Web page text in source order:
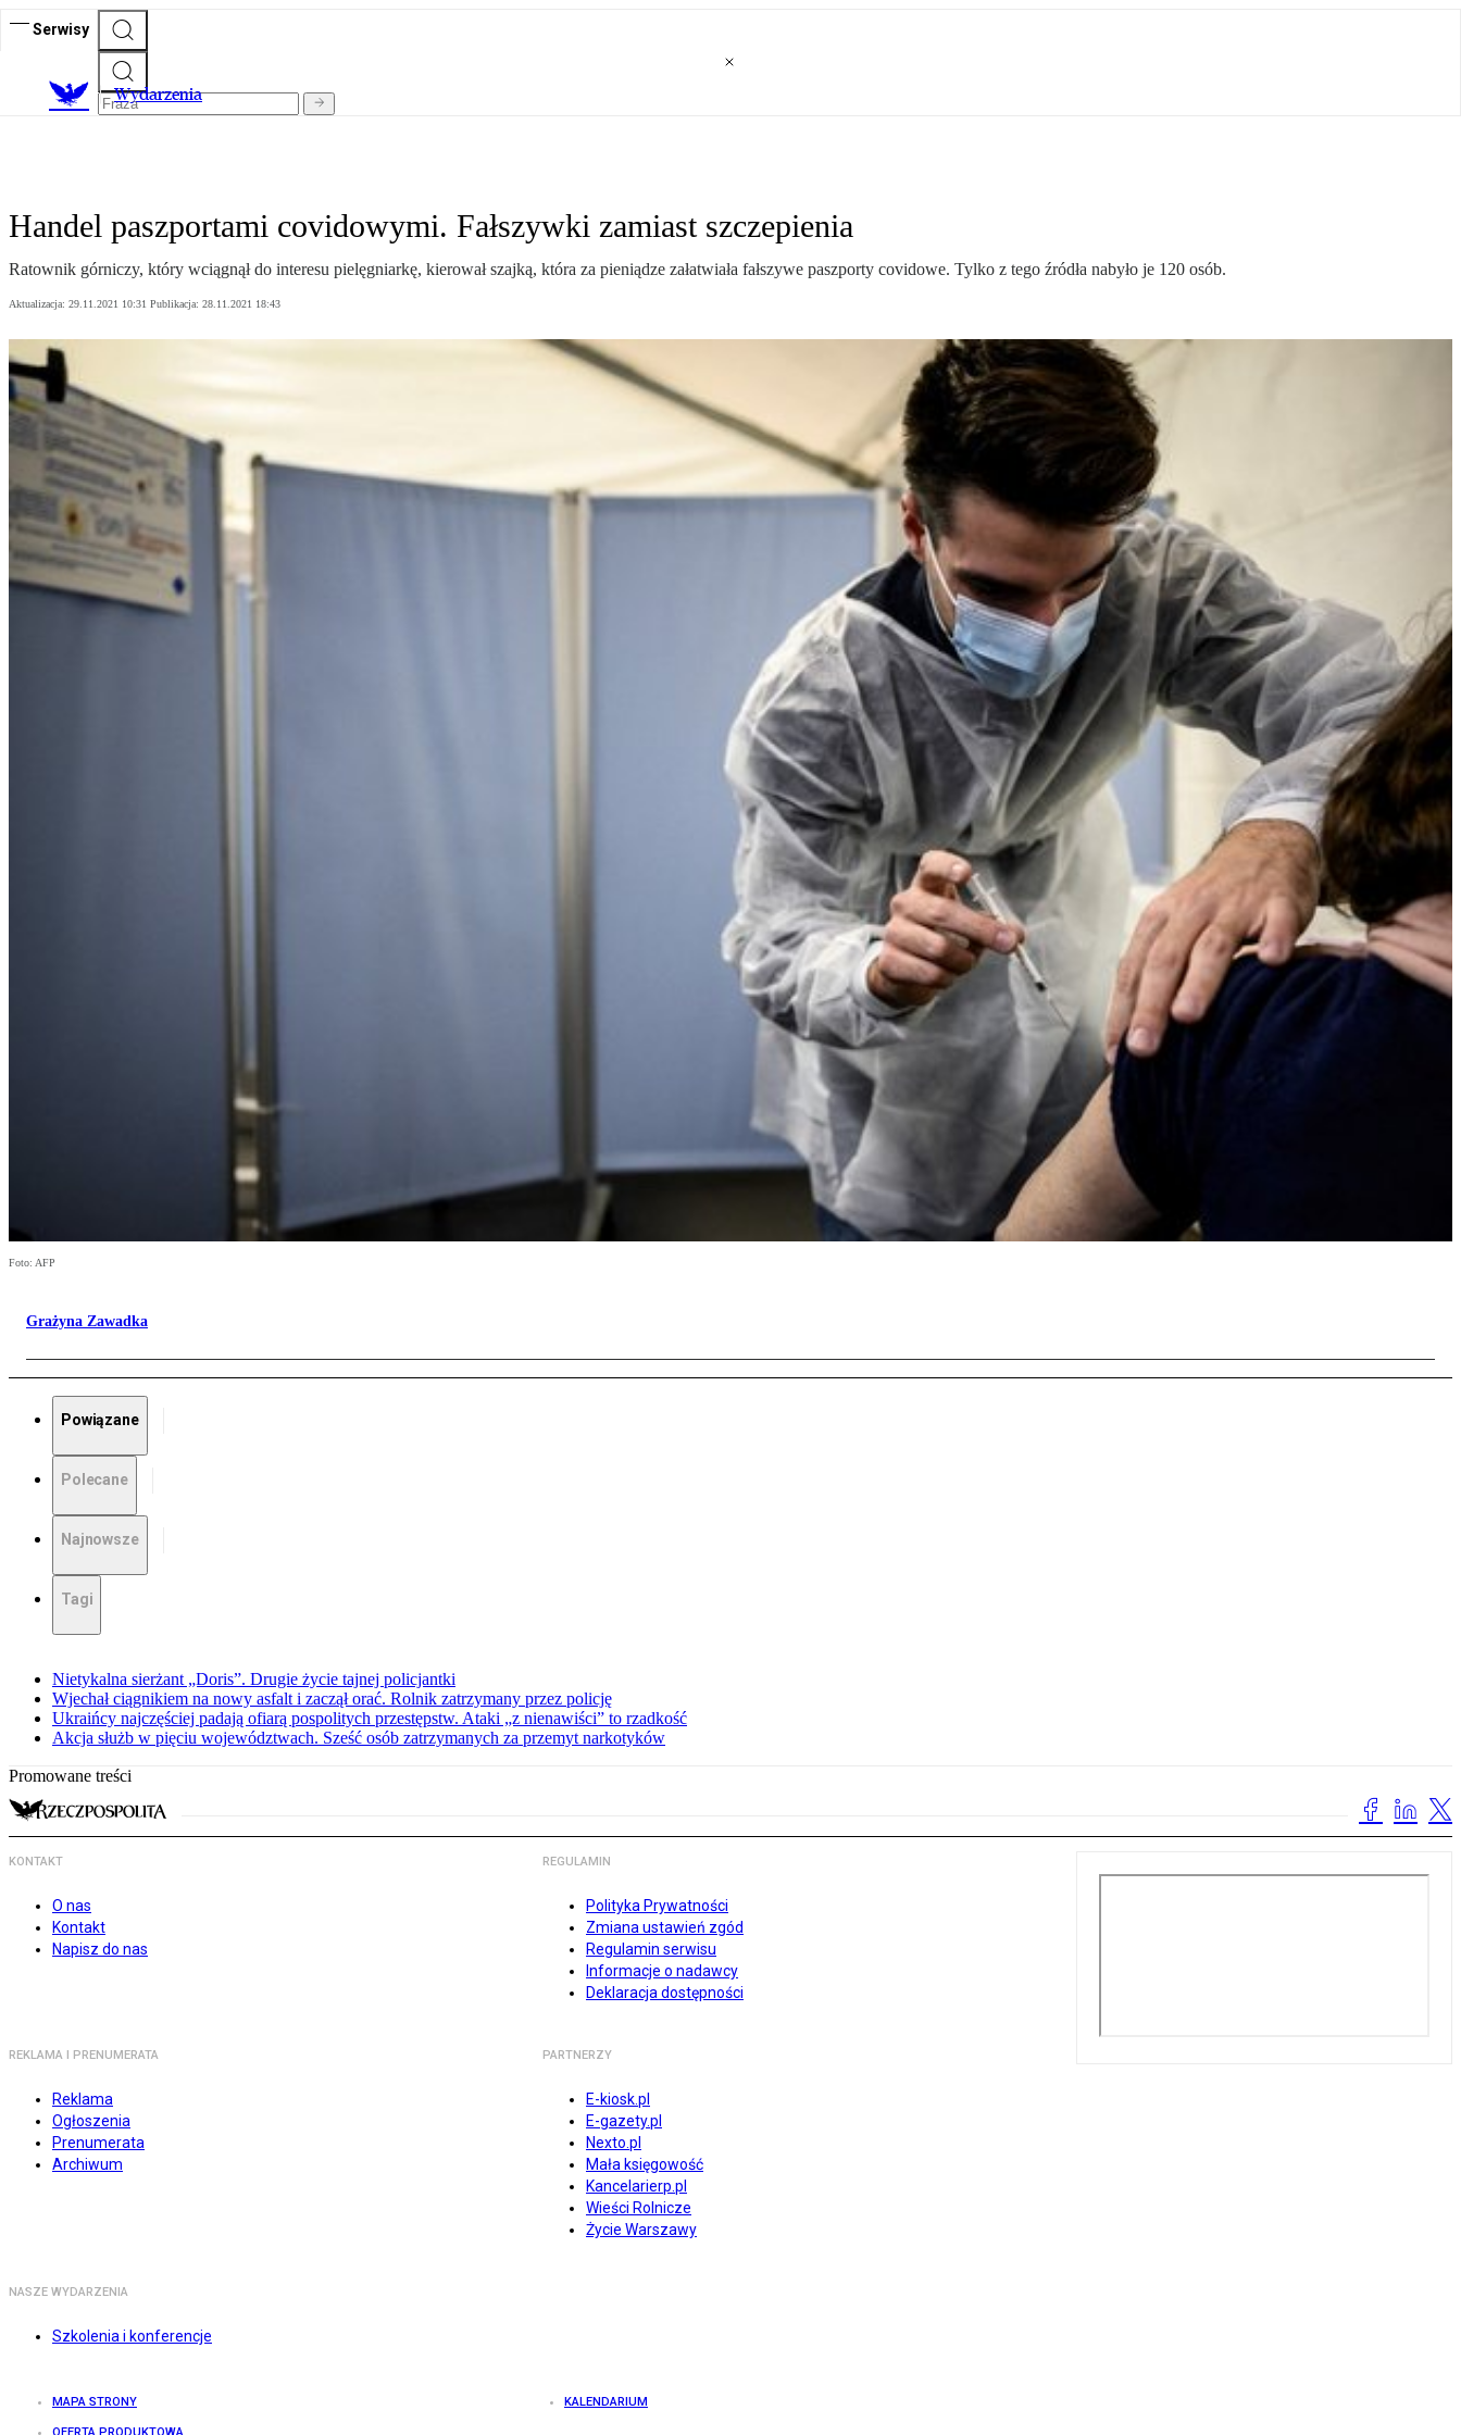
Serwisy
Wydarzenia
Handel paszportami covidowymi. Fałszywki zamiast szczepienia
Ratownik górniczy, który wciągnął do interesu pielęgniarkę, kierował szajką, która za pieniądze załatwiała fałszywe paszporty covidowe. Tylko z tego źródła nabyło je 120 osób.
Aktualizacja: 29.11.2021 10:31 Publikacja: 28.11.2021 18:43
Foto: AFP
Grażyna Zawadka
Powiązane
Polecane
Najnowsze
Tagi
Nietykalna sierżant „Doris”. Drugie życie tajnej policjantki
Wjechał ciągnikiem na nowy asfalt i zaczął orać. Rolnik zatrzymany przez policję
Ukraińcy najczęściej padają ofiarą pospolitych przestępstw. Ataki „z nienawiści” to rzadkość
Akcja służb w pięciu województwach. Sześć osób zatrzymanych za przemyt narkotyków
Promowane treści
KONTAKT
O nas
Kontakt
Napisz do nas
REGULAMIN
Polityka Prywatności
Zmiana ustawień zgód
Regulamin serwisu
Informacje o nadawcy
Deklaracja dostępności
REKLAMA I PRENUMERATA
Reklama
Ogłoszenia
Prenumerata
Archiwum
PARTNERZY
E-kiosk.pl
E-gazety.pl
Nexto.pl
Mała księgowość
Kancelarierp.pl
Wieści Rolnicze
Życie Warszawy
NASZE WYDARZENIA
Szkolenia i konferencje
MAPA STRONY KALENDARIUM